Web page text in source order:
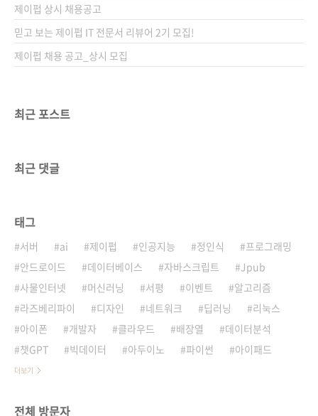
제이펍 상시 채용공고
믿고 보는 제이펍 IT 전문서 리뷰어 2기 모집!
제이펍 채용 공고_상시 모집
최근 포스트
최근 댓글
태그
서버 ai 제이펍 인공지능 정인식
프로그래밍
안드로이드
데이터베이스 자바스크립트
Jpub
사물인터넷
머신러닝 서평 이벤트
알고리즘
라즈베리파이
디자인 네트워크 딥러닝
리눅스
아이폰
개발자 클라우드 배장열
데이터분석
챗GPT
빅데이터 아두이노 파이썬 아이패드
더보기
전체 방문자